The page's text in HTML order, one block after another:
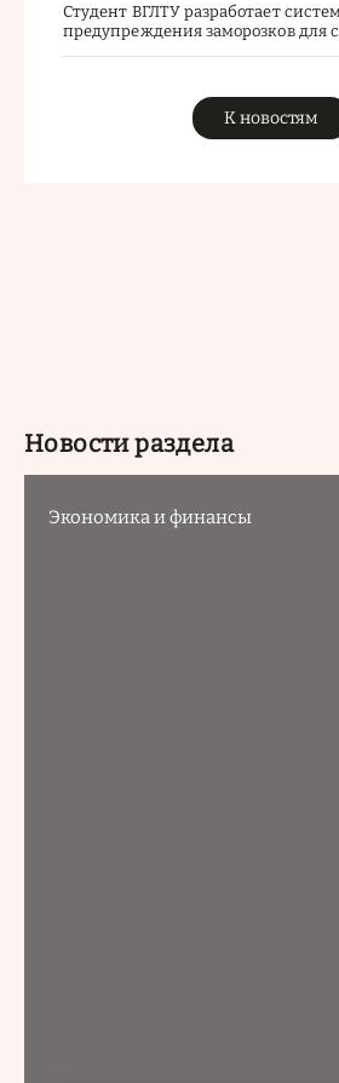
Студент ВГЛТУ разработает
предупреждения заморозков для
К новостям
Новости раздела
Экономика и финансы